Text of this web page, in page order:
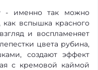
- именно так можно
как вспышка красного
и воспламеняет
цвета рубина,
создают эффект
с кремовой каймой